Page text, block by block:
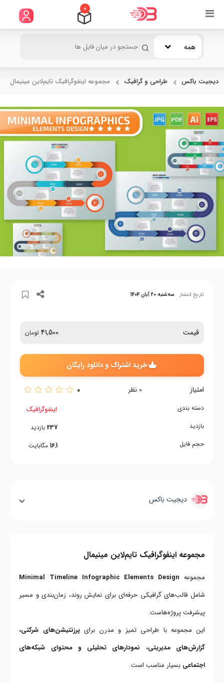
0
همه
دیجیت باکس طراحی و گرافیک مجموعه اینفوگرافیک تایم‌لاین مینیمال
تاریخ انتشار سه‌شنبه 20 آبان 1404
قیمت 41,500 تومان
خرید اشتراک و دانلود رایگان
امتیاز 0 نظر 0
دسته بندی
بازدید
حجم فایل
اینفوگرافیک
237 بازدید
16.1 مگابایت
دیجیت باکس
مجموعه اینفوگرافیک تایم‌لاین مینیمال
مجموعه Minimal Timeline Infographic Elements Design
شامل قالب‌های گرافیکی حرفه‌ای برای نمایش روند، زمان‌بندی و مسیر
پیشرفت پروژه‌هاست.
این مجموعه با طراحی تمیز و مدرن برایپرزنتیشن‌های شرکتی،
گزارش‌های مدیریتی، نمودارهای تحلیلی و محتوای شبکه‌های
اجتماعی بسیار مناسب است.